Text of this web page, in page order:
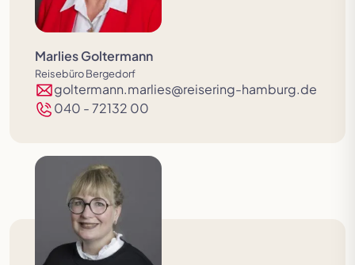
Marlies Goltermann
Reisebüro Bergedorf
goltermann.marlies@reisering-hamburg.de
040 - 72132 00